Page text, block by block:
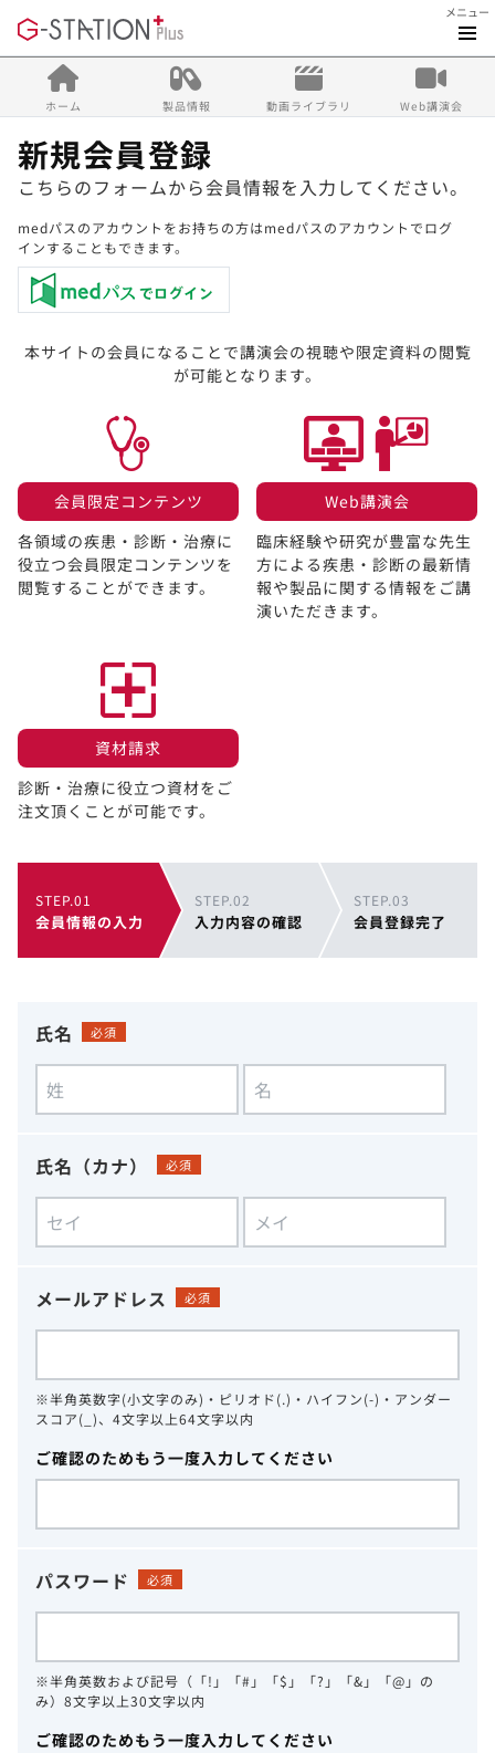
メニュー
ホーム 製品情報 動画ライブラリ Web講演会
新規会員登録
こちらのフォームから会員情報を入力してください。
medパスのアカウントをお持ちの方はmedパスのアカウントでログ
インすることもできます。
本サイトの会員になることで講演会の視聴や限定資料の閲覧
が可能となります。
会員限定コンテンツ​
各領域の疾患・診断・治療に
役立つ会員限定コンテンツを
閲覧することができます。​
Web講演会​
臨床経験や研究が豊富な先生
方による疾患・診断の最新情
報や製品に関する情報をご講
演いただきます。
資材請求​
診断・治療に役立つ資材をご
注文頂くことが可能です。
STEP.01
会員情報の入力
STEP.02
入力内容の確認
STEP.03
会員登録完了
氏名 必須
氏名（カナ） 必須
メールアドレス 必須
※半角英数字(小文字のみ)・ピリオド(.)・ハイフン(-)・アンダー
スコア(_)、4文字以上64文字以内
ご確認のためもう一度入力してください
パスワード 必須
※半角英数および記号（「!」「#」「$」「?」「&」「@」の
み）8文字以上30文字以内
ご確認のためもう一度入力してください